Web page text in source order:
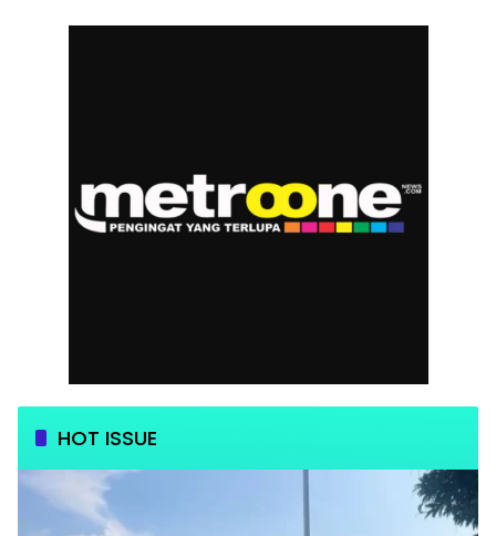
HOT ISSUE